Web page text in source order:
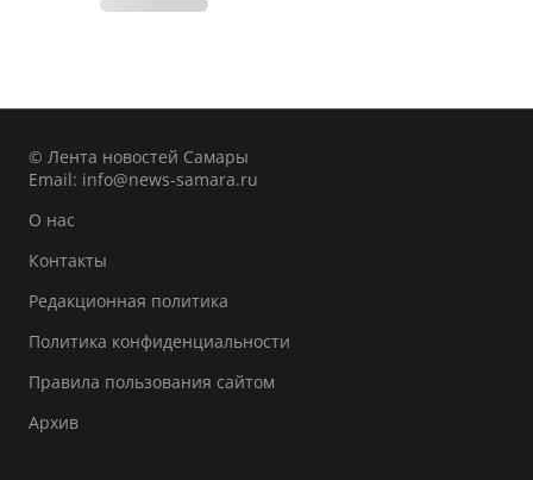
© Лента новостей Самары
Email: info@news-samara.ru
О нас
Контакты
Редакционная политика
Политика конфиденциальности
Правила пользования сайтом
Архив